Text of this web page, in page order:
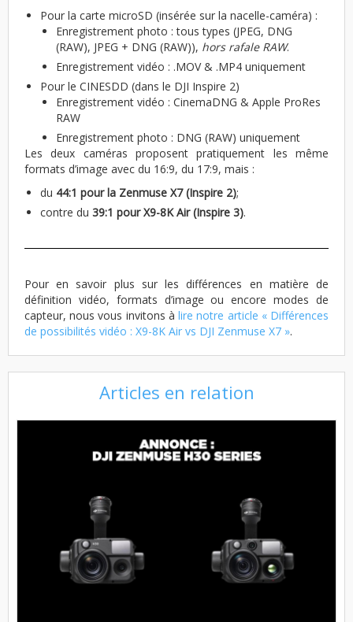
Pour la carte microSD (insérée sur la nacelle-caméra) :
Enregistrement photo : tous types (JPEG, DNG
(RAW), JPEG + DNG (RAW)), hors rafale RAW.
Enregistrement vidéo : .MOV & .MP4 uniquement
Pour le CINESDD (dans le DJI Inspire 2)
Enregistrement vidéo : CinemaDNG & Apple ProRes
RAW
Enregistrement photo : DNG (RAW) uniquement
Les deux caméras proposent pratiquement les même
formats d’image avec du 16:9, du 17:9, mais :
du 44:1 pour la Zenmuse X7 (Inspire 2);
contre du 39:1 pour X9-8K Air (Inspire 3).
Pour en savoir plus sur les différences en matière de
définition vidéo, formats d’image ou encore modes de
capteur, nous vous invitons àlire notre article « Différences
de possibilités vidéo : X9-8K Air vs DJI Zenmuse X7 ».
Articles en relation